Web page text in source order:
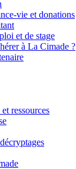
vie et donations
et de stage
à La Cimade ?
ressources